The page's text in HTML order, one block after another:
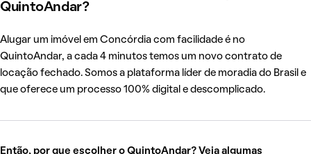
QuintoAndar?
Alugar um imóvel em Concórdia com facilidade é no
QuintoAndar, a cada 4 minutos temos um novo contrato de
locação fechado. Somos a plataforma líder de moradia do Brasil e
que oferece um processo 100% digital e descomplicado.
Então, por que escolher o QuintoAndar? Veja algumas